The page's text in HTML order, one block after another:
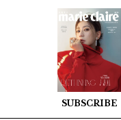
SUBSCRIBE